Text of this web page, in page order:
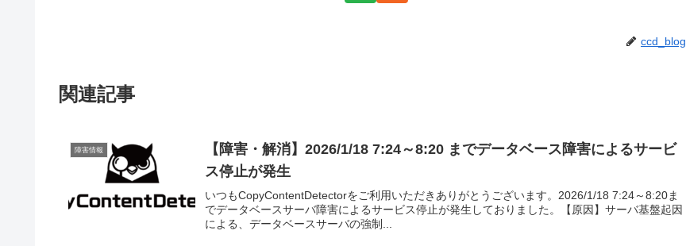
ccd_blog
関連記事
障害情報
【障害・解消】2026/1/18 7:24～8:20 までデータベース障害によるサービ
ス停止が発生
いつもCopyContentDetectorをご利用いただきありがとうございます。2026/1/18 7:24～8:20ま
でデータベースサーバ障害によるサービス停止が発生しておりました。【原因】サーバ基盤起因
による、データベースサーバの強制...